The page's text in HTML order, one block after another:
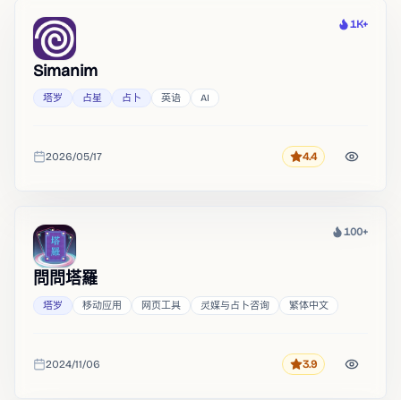
热度
1K+
Simanim
塔罗 占星 占卜 英语 AI
收录时间
2026/05/17 评分4.4
热度
100+
問問塔羅
塔罗 移动应用 网页工具 灵媒与占卜咨询 繁体中文
收录时间
2024/11/06 评分3.9